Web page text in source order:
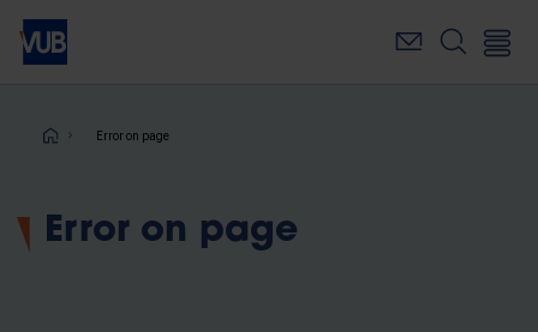
Skip
main
Breadcrumb
Error on page
Error on page